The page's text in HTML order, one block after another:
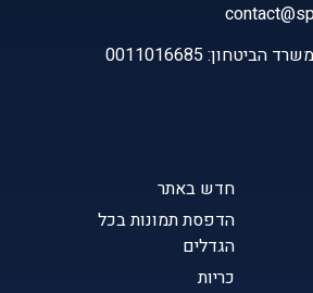
חדש באתר
הדפסת תמונות בכל
הגדלים
כריות
0011016685